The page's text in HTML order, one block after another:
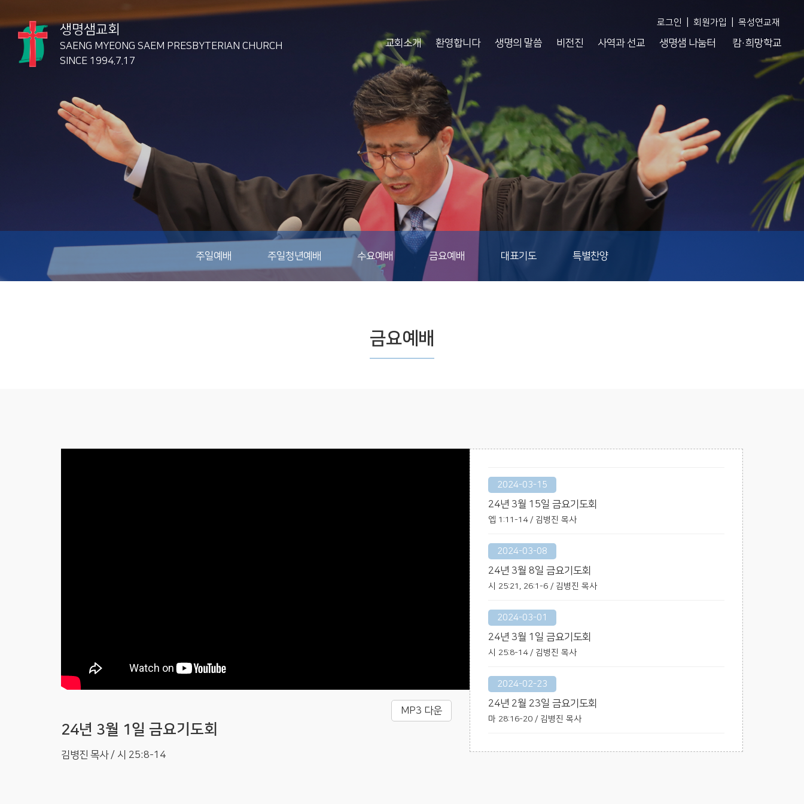
생명샘교회
SAENG MYEONG SAEM PRESBYTERIAN CHURCH
SINCE 1994.7.17
교회소개 환영합니다 생명의 말씀 비전진 사역과 선교 생명샘 나눔터 캄·희망학교
로그인 회원가입 목성연교재
주일예배 주일청년예배 수요예배 금요예배 대표기도 특별찬양
금요예배
MP3 다운
24년 3월 1일 금요기도회
김병진 목사 / 시 25:8-14
2024-03-15
24년 3월 15일 금요기도회
엡 1:11-14 / 김병진 목사
2024-03-08
24년 3월 8일 금요기도회
시 25:21, 26:1-6 / 김병진 목사
2024-03-01
24년 3월 1일 금요기도회
시 25:8-14 / 김병진 목사
2024-02-23
24년 2월 23일 금요기도회
마 28:16-20 / 김병진 목사